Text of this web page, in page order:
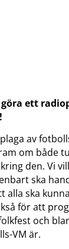
göra ett
av
om både
den. Vi
ska
alla ska
för att
och
VM är.